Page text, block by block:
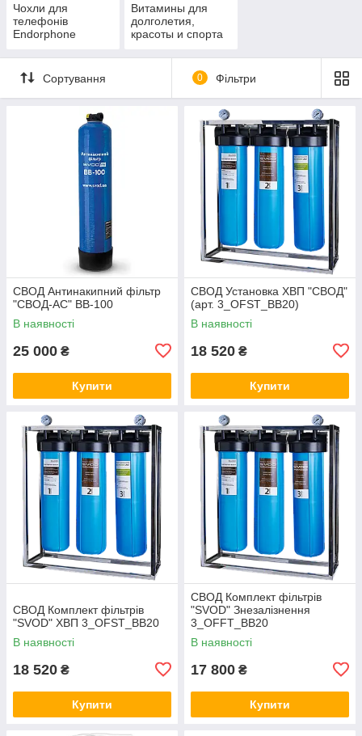
Чохли для
телефонів
Endorphone
Витамины для
долголетия,
красоты и спорта
Сортування 0 Фільтри
СВОД Антинакипний фільтр
"СВОД-АС" BB-100
В наявності
25 000 ₴
Купити
СВОД Установка ХВП "СВОД"
(арт. 3_OFST_BB20)
В наявності
18 520 ₴
Купити
СВОД Комплект фільтрів
"SVOD" ХВП 3_OFST_BB20
В наявності
18 520 ₴
Купити
СВОД Комплект фільтрів
"SVOD" Знезалізнення
3_OFFT_BB20
В наявності
17 800 ₴
Купити